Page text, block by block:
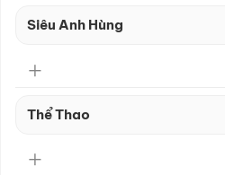
Siêu Anh Hùng
Thể Thao